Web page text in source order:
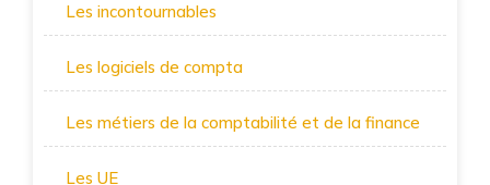
Les incontournables
Les logiciels de compta
Les métiers de la comptabilité et de la finance
Les UE